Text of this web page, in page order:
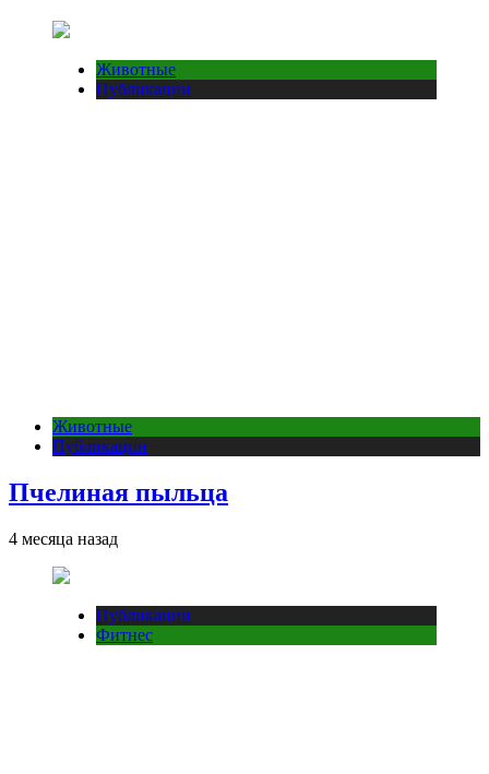
Животные
Публикации
Животные
Публикации
Пчелиная пыльца
4 месяца назад
Публикации
Фитнес